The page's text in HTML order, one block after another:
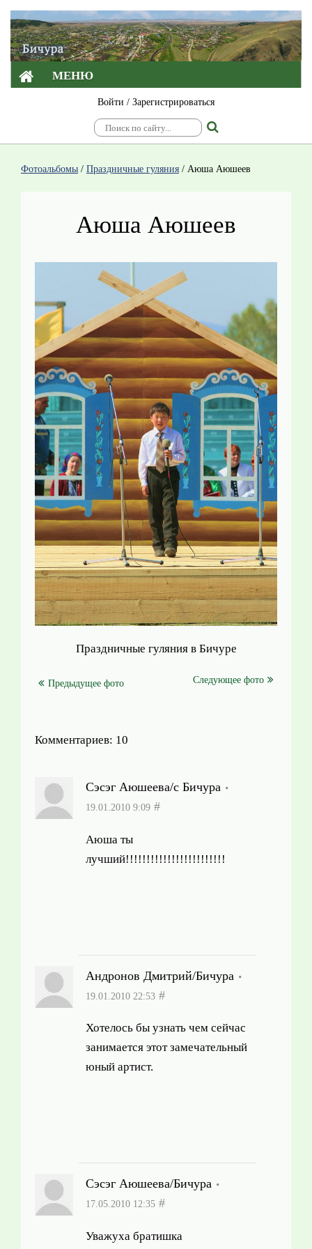
МЕНЮ
Войти / Зарегистрироваться
Фотоальбомы / Праздничные гуляния / Аюша Аюшеев
Аюша Аюшеев
Праздничные гуляния в Бичуре
Предыдущее фото Следующее фото
Комментариев: 10
Сэсэг Аюшеева/с Бичура
19.01.2010 9:09 #
Аюша ты
лучший!!!!!!!!!!!!!!!!!!!!!!!!
Андронов Дмитрий/Бичура
19.01.2010 22:53 #
Хотелось бы узнать чем сейчас
занимается этот замечательный
юный артист.
Сэсэг Аюшеева/Бичура
17.05.2010 12:35 #
Уважуха братишка